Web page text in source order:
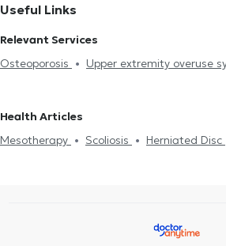
Useful Links
Relevant Services
Osteoporosis
Upper extremity overuse
Electronic prescription
Baker's Cyst
Adhesive Capsulitis
Health Articles
Mesotherapy
Scoliosis Herniated Disc